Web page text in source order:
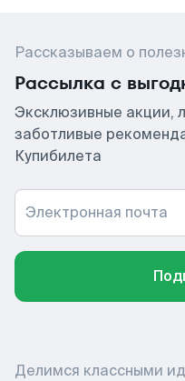
Рассказываем о
Рассылка с
Эксклюзивные акции,
заботливые
Купибилета
Электронная почта
Делимся классными